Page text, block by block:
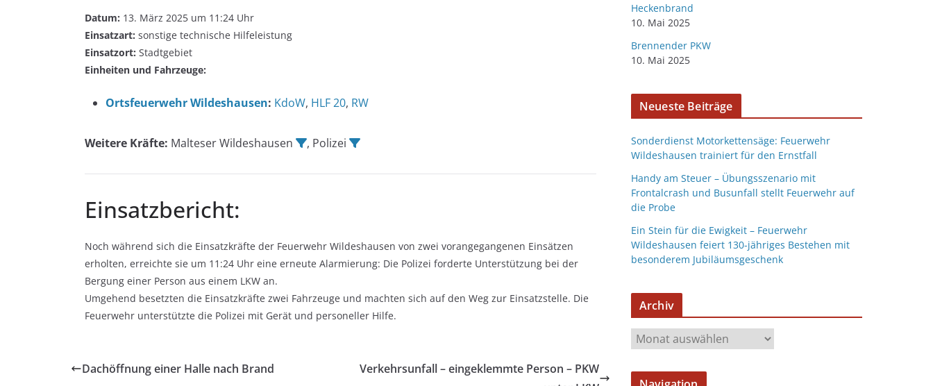
Datum: 13. März 2025 um 11:24 Uhr
Einsatzart: sonstige technische Hilfeleistung
Einsatzort: Stadtgebiet
Einheiten und Fahrzeuge:
Ortsfeuerwehr Wildeshausen: KdoW, HLF 20, RW
Weitere Kräfte: Malteser Wildeshausen , Polizei
Einsatzbericht:
Noch während sich die Einsatzkräfte der Feuerwehr Wildeshausen von zwei vorangegangenen Einsätzen
erholten, erreichte sie um 11:24 Uhr eine erneute Alarmierung: Die Polizei forderte Unterstützung bei der
Bergung einer Person aus einem LKW an.
Umgehend besetzten die Einsatzkräfte zwei Fahrzeuge und machten sich auf den Weg zur Einsatzstelle. Die
Feuerwehr unterstützte die Polizei mit Gerät und personeller Hilfe.
Dachöffnung einer Halle nach Brand
Verkehrsunfall – eingeklemmte Person – PKW
Heckenbrand
10. Mai 2025
Brennender PKW
10. Mai 2025
Neueste Beiträge
Sonderdienst Motorkettensäge: Feuerwehr
Wildeshausen trainiert für den Ernstfall
Handy am Steuer – Übungsszenario mit
Frontalcrash und Busunfall stellt Feuerwehr auf
die Probe
Ein Stein für die Ewigkeit – Feuerwehr
Wildeshausen feiert 130-jähriges Bestehen mit
besonderem Jubiläumsgeschenk
Archiv